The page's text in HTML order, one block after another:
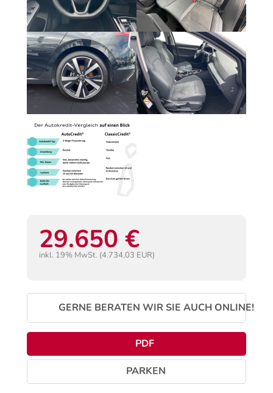
29.650 €
inkl. 19% MwSt. (4.734,03 EUR)
GERNE BERATEN WIR SIE AUCH ONLINE!
PDF
PARKEN